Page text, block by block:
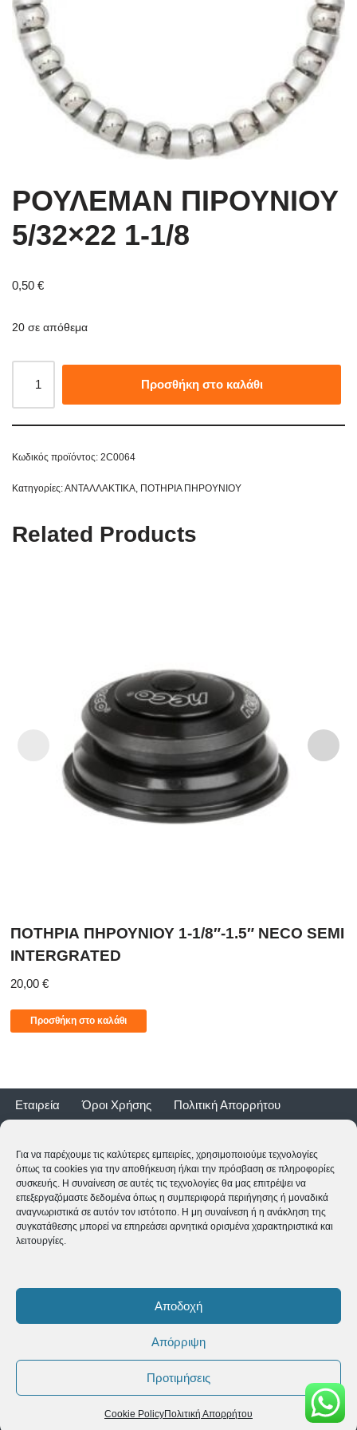
Για να παρέχουμε τις καλύτερες εμπειρίες, χρησιμοποιούμε τεχνολογίες
όπως τα cookies για την αποθήκευση ή/και την πρόσβαση σε πληροφορίες
συσκευής. Η συναίνεση σε αυτές τις τεχνολογίες θα μας επιτρέψει να
επεξεργαζόμαστε δεδομένα όπως η συμπεριφορά περιήγησης ή μοναδικά
αναγνωριστικά σε αυτόν τον ιστότοπο. Η μη συναίνεση ή η ανάκληση της
συγκατάθεσης μπορεί να επηρεάσει αρνητικά ορισμένα χαρακτηριστικά και
λειτουργίες.
Αποδοχή
Απόρριψη
Προτιμήσεις
Cookie PolicyΠολιτική Απορρήτου
ΡΟΥΛΕΜΑΝ ΠΙΡΟΥΝΙΟΥ
5/32×22 1-1/8
0,50 €
20 σε απόθεμα
Προσθήκη στο καλάθι
Κωδικός προϊόντος: 2C0064
Κατηγορίες:ΑΝΤΑΛΛΑΚΤΙΚΑ, ΠΟΤΗΡΙΑ ΠΗΡΟΥΝΙΟΥ
Related Products
ΠΟΤΗΡΙΑ ΠΗΡΟΥΝΙΟΥ 1-1/8″-1.5″ NECO SEMI
INTERGRATED
20,00 €
Προσθήκη στο καλάθι
Εταιρεία Όροι Χρήσης
Πολιτική Απορρήτου
Δευ-Τετ-Σαβ 09:00-15:00 | Τρι-Πεμ-Παρ 10:00-18:00 | Κυρ
ΚΛΕΙΣΤΑ